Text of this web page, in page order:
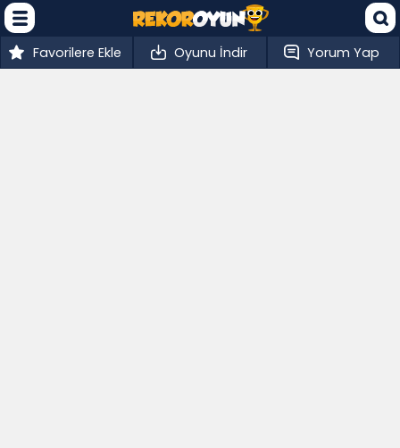
Favorilere Ekle Oyunu İndir Yorum Yap